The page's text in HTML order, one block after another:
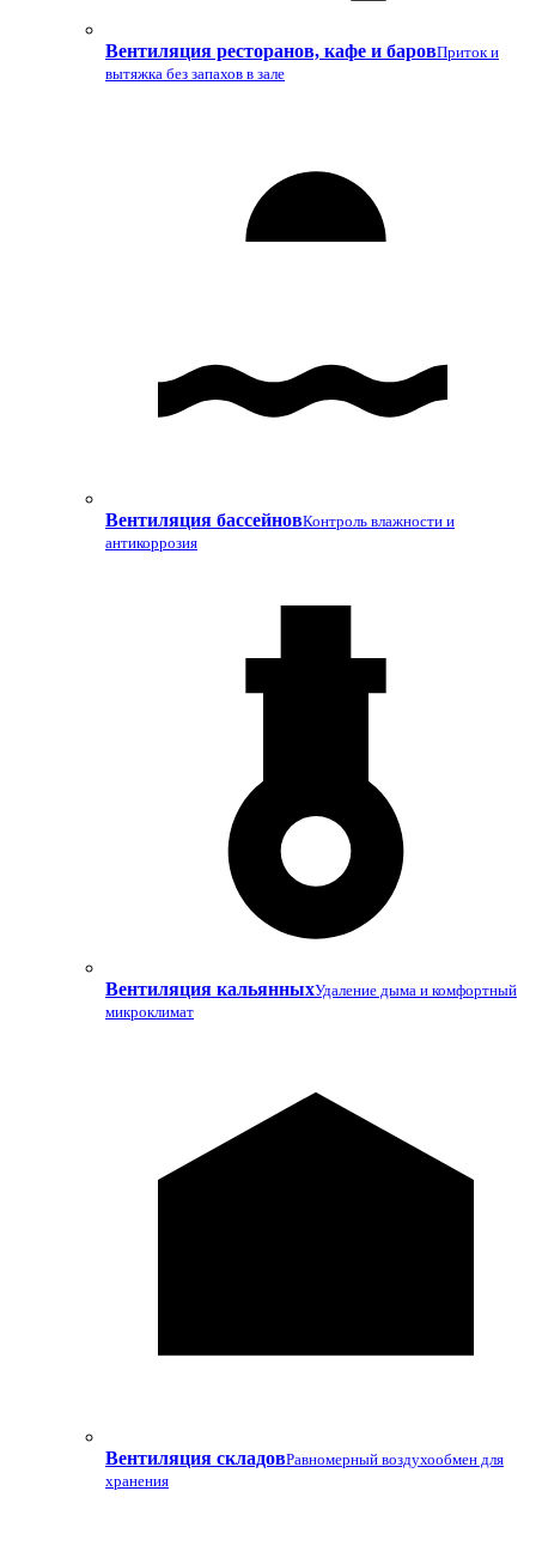
Вентиляция ресторанов, кафе и баровПриток и
вытяжка без запахов в зале
Вентиляция бассейновКонтроль влажности и
антикоррозия
Вентиляция кальянныхУдаление дыма и комфортный
микроклимат
Вентиляция складовРавномерный воздухообмен для
хранения